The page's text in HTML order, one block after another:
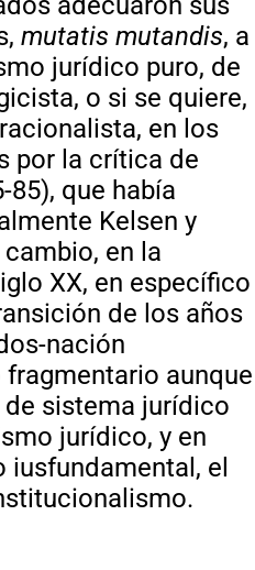
mutatis mutandis, a
jurídico puro, de
o si se quiere,
en los
por la crítica de
85), que había
Kelsen y
en la
XX, en específico
de los años
nación
aunque
sistema jurídico
jurídico, y en
el